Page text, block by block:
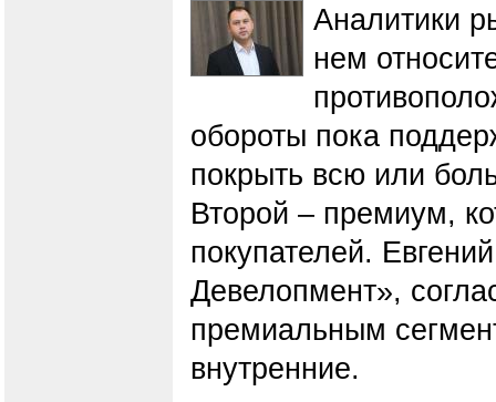
Аналитики
нем
обороты пока
покрыть всю или
Второй – премиум,
покупателей.
Девелопмент»,
премиальным
внутренние.